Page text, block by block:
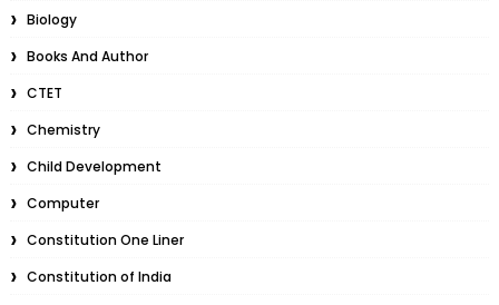
Biology
Books And Author
CTET
Chemistry
Child Development
Computer
Constitution One Liner
Constitution of India